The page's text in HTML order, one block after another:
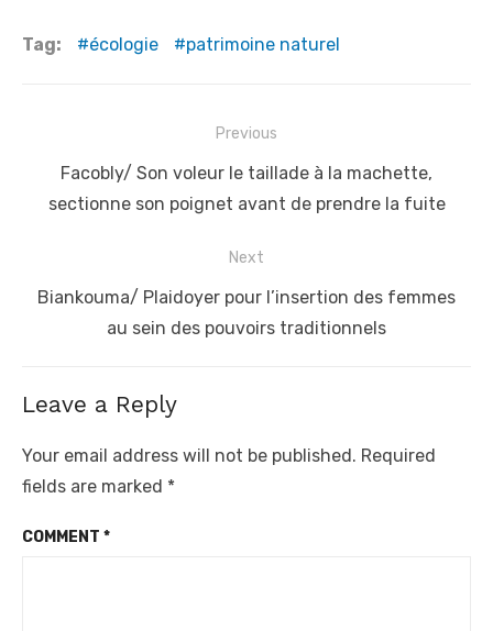
Tag: écologie patrimoine naturel
navigation
Previous
Previous
post:
Facobly/ Son voleur le taillade à la machette,
sectionne son poignet avant de prendre la fuite
Next
Next
Biankouma/ Plaidoyer pour l’insertion des femmes
au sein des pouvoirs traditionnels
Leave a Reply
Your email address will not be published. Required
fields are marked *
COMMENT *